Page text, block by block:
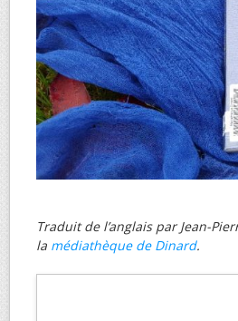
Traduit de l’anglais par Jean-
la médiathèque de Dinard.